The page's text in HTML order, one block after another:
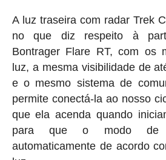
A luz traseira com radar Trek
no que diz respeito à
Bontrager Flare RT, com os
luz, a mesma visibilidade de
e o mesmo sistema de
permite conectá-la ao nosso
que ela acenda quando
para que o modo
automaticamente de acordo